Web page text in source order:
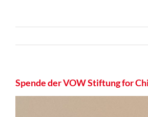
Spende der VOW Stiftung for